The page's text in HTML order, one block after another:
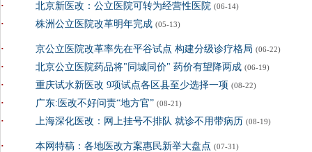
· 北京新医改：公立医院可转为经营性医院 (06-14)
· 株洲公立医院改革明年完成 (05-13)
· 京公立医院改革率先在平谷试点 构建分级诊疗格局 (06-22)
· 北京公立医院药品将"同城同价" 药价有望降两成 (06-19)
· 重庆试水新医改 9项试点各区县至少选择一项 (08-22)
· 广东:医改不好问责“地方官” (08-21)
· 上海深化医改：网上挂号不排队 就诊不用带病历 (08-19)
· 本网特稿：各地医改方案惠民新举大盘点 (07-31)